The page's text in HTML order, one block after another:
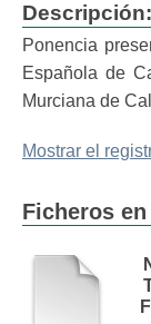
Descripción:
Ponencia
Española de
Murciana de
Mostrar el
Ficheros